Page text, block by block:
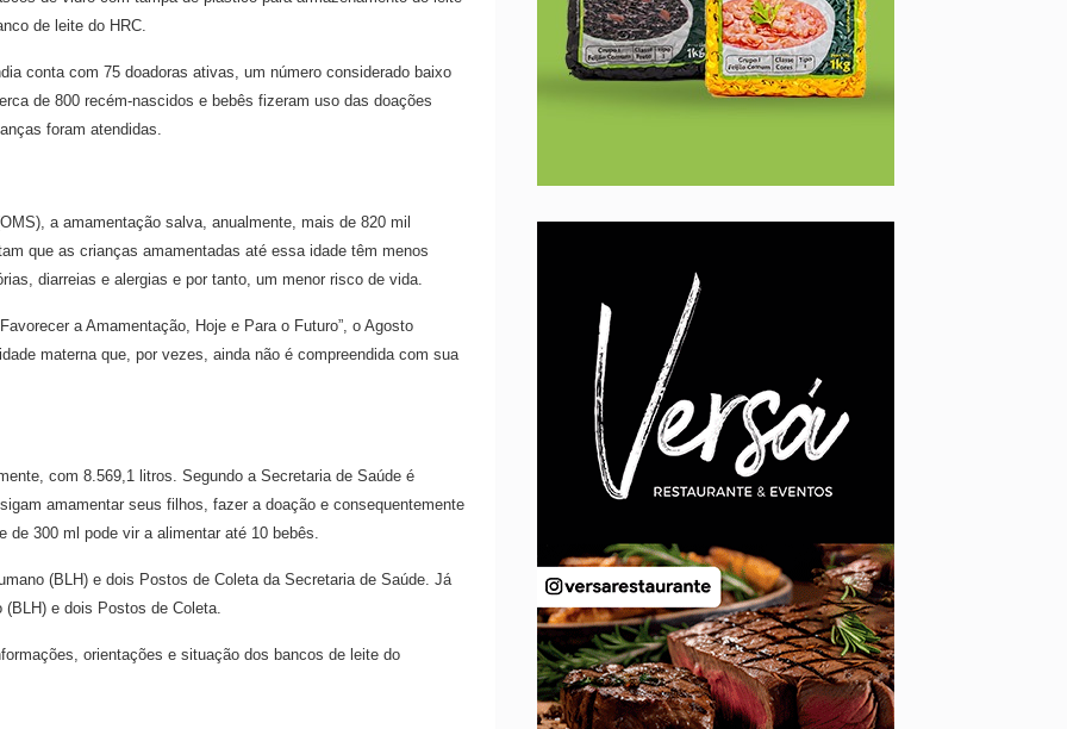
de leite do HRC.
conta com 75 doadoras ativas, um número considerado baixo
de 800 recém-nascidos e bebês fizeram uso das doações
foram atendidas.
a amamentação salva, anualmente, mais de 820 mil
que as crianças amamentadas até essa idade têm menos
diarreias e alergias e por tanto, um menor risco de vida.
a Amamentação, Hoje e Para o Futuro”, o Agosto
materna que, por vezes, ainda não é compreendida com sua
com 8.569,1 litros. Segundo a Secretaria de Saúde é
amamentar seus filhos, fazer a doação e consequentemente
300 ml pode vir a alimentar até 10 bebês.
(BLH) e dois Postos de Coleta da Secretaria de Saúde. Já
e dois Postos de Coleta.
orientações e situação dos bancos de leite do